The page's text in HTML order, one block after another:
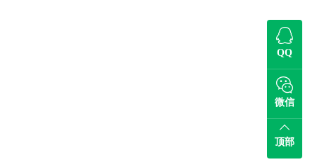
QQ
微信
顶部